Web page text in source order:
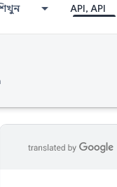
API, API